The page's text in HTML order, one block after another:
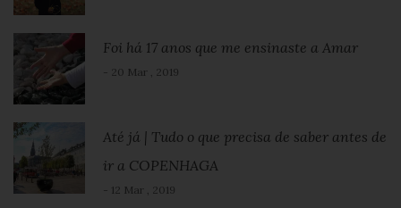
Foi há 17 anos que me ensinaste a Amar
- 20 Mar , 2019
Até já | Tudo o que precisa de saber antes de
ir a COPENHAGA
- 12 Mar , 2019